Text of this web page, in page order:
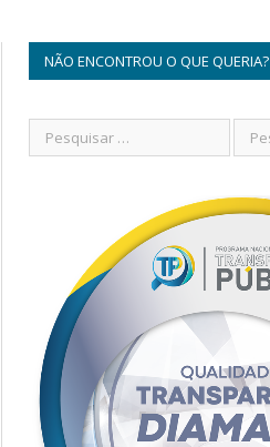
NÃO ENCONTROU O QUE QUERIA?